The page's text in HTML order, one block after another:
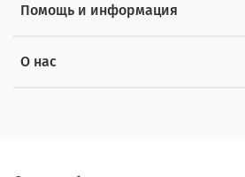
Помощь и информация
О нас